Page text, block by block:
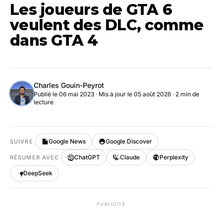
Les joueurs de GTA 6
veulent des DLC, comme
dans GTA 4
Charles Gouin-Peyrot
Publié le 06 mai 2023 · Mis à jour le 05 août 2026 · 2 min de
lecture
SUIVRE Google News Google Discover
RÉSUMER AVEC ChatGPT Claude Perplexity
DeepSeek
PUBLICITÉ